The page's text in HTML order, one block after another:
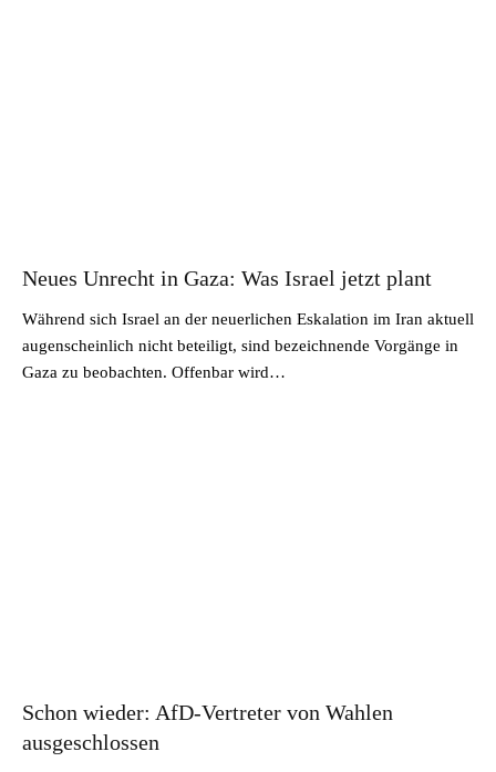
Neues Unrecht in Gaza: Was Israel jetzt plant
Während sich Israel an der neuerlichen Eskalation im Iran aktuell
augenscheinlich nicht beteiligt, sind bezeichnende Vorgänge in
Gaza zu beobachten. Offenbar wird…
Schon wieder: AfD-Vertreter von Wahlen
ausgeschlossen